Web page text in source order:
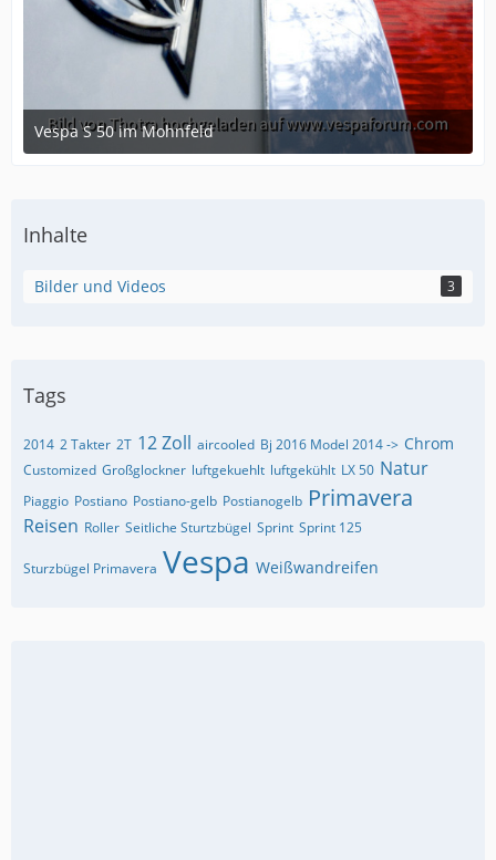
Vespa S 50 im Mohnfeld
June 16, 2015 at 08:18
Inhalte
Bilder und Videos 3
Tags
2014 2 Takter 2T 12 Zoll aircooled Bj 2016 Model 2014 -> Chrom
Customized Großglockner luftgekuehlt luftgekühlt LX 50 Natur
Piaggio Postiano Postiano-gelb Postianogelb Primavera
Reisen Roller Seitliche Sturtzbügel Sprint Sprint 125
Sturzbügel Primavera Vespa Weißwandreifen